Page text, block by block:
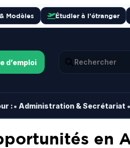
Modèles Étudier à l’étranger
d’emploi
:• Administration & Secrétariat •
en